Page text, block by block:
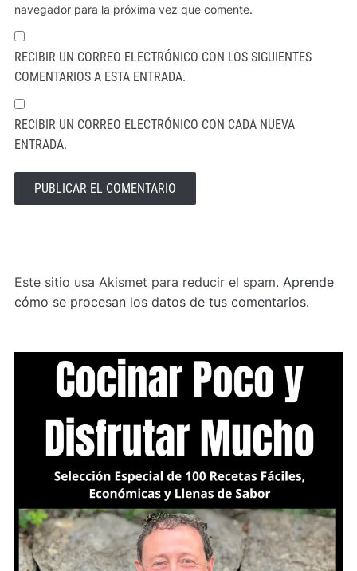
navegador para la próxima vez que comente.
RECIBIR UN CORREO ELECTRÓNICO CON LOS SIGUIENTES
COMENTARIOS A ESTA ENTRADA.
RECIBIR UN CORREO ELECTRÓNICO CON CADA NUEVA
ENTRADA.
Este sitio usa Akismet para reducir el spam. Aprende
cómo se procesan los datos de tus comentarios.